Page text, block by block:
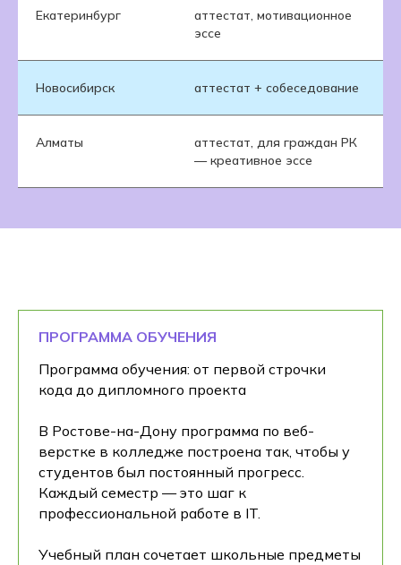
Екатеринбург
аттестат, мотивационное
эссе
Новосибирск аттестат + собеседование
Алматы
аттестат, для граждан РК
— креативное эссе
ПРОГРАММА ОБУЧЕНИЯ
Программа обучения: от первой строчки
кода до дипломного проекта
В Ростове-на-Дону программа по веб-
верстке в колледже построена так, чтобы у
студентов был постоянный прогресс.
Каждый семестр — это шаг к
профессиональной работе в IT.
Учебный план сочетает школьные предметы